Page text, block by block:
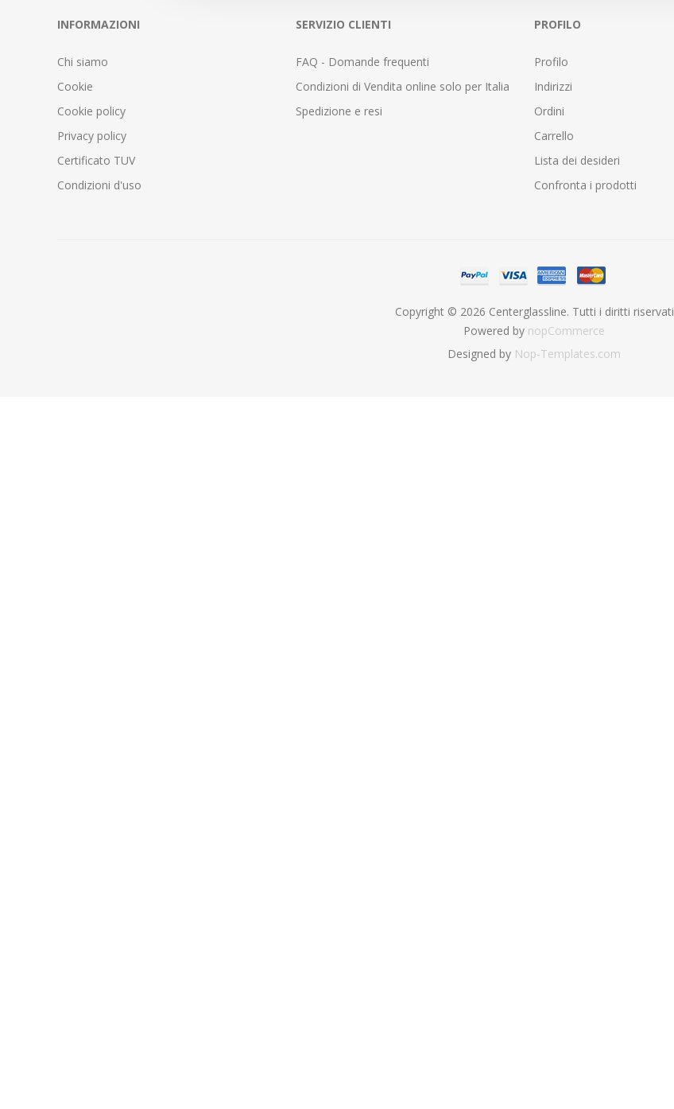
INFORMAZIONI
Chi siamo
Cookie
Cookie policy
Privacy policy
Certificato TUV
Condizioni d'uso
SERVIZIO CLIENTI
FAQ - Domande frequenti
Condizioni di Vendita online solo per Italia
Spedizione e resi
PROFILO
Profilo
Indirizzi
Ordini
Carrello
Lista dei desideri
Confronta i prodotti
Copyright © 2026 Centerglassline. Tutti i diritti riservati
Powered by nopCommerce
Designed by Nop-Templates.com